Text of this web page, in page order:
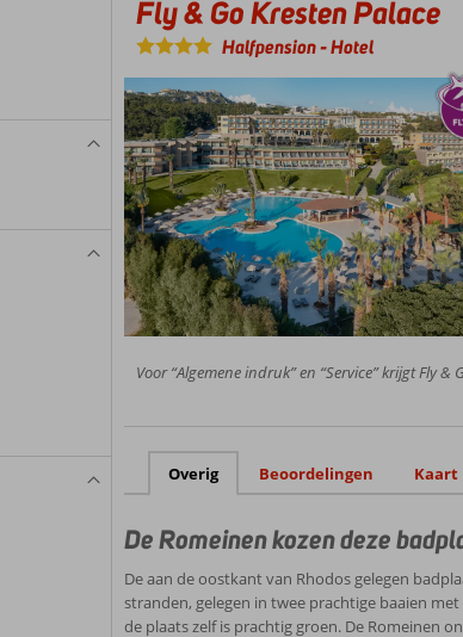
Fly & Go Kresten Palace
Halfpension-Hotel
Voor “Algemene indruk” en “Service” krijgt Fly &
Overig Beoordelingen Kaart
De Romeinen kozen deze
De aan de oostkant van Rhodos gelegen
stranden, gelegen in twee prachtige baaien
de plaats zelf is prachtig groen. De Romeinen